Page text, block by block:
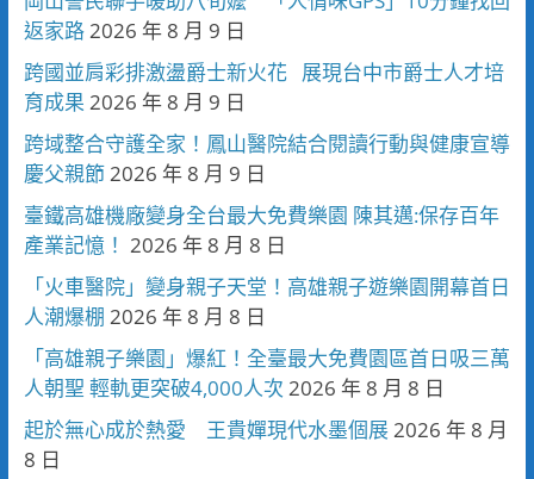
返家路2026 年 8 月 9 日
跨國並肩彩排激盪爵士新火花 展現台中市爵士人才培
育成果 2026 年 8 月 9 日
跨域整合守護全家！鳳山醫院結合閱讀行動與健康宣導
慶父親節2026 年 8 月 9 日
臺鐵高雄機廠變身全台最大免費樂園 陳其邁:保存百年
產業記憶！ 2026 年 8 月 8 日
「火車醫院」變身親子天堂！高雄親子遊樂園開幕首日
人潮爆棚 2026 年 8 月 8 日
「高雄親子樂園」爆紅！全臺最大免費園區首日吸三萬
人朝聖 輕軌更突破4,000人次 2026 年 8 月 8 日
起於無心成於熱愛 王貴嬋現代水墨個展2026 年 8 月
8 日